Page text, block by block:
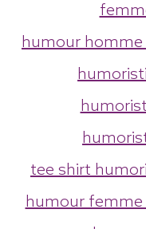
humour homme
tee shirt
humour femme